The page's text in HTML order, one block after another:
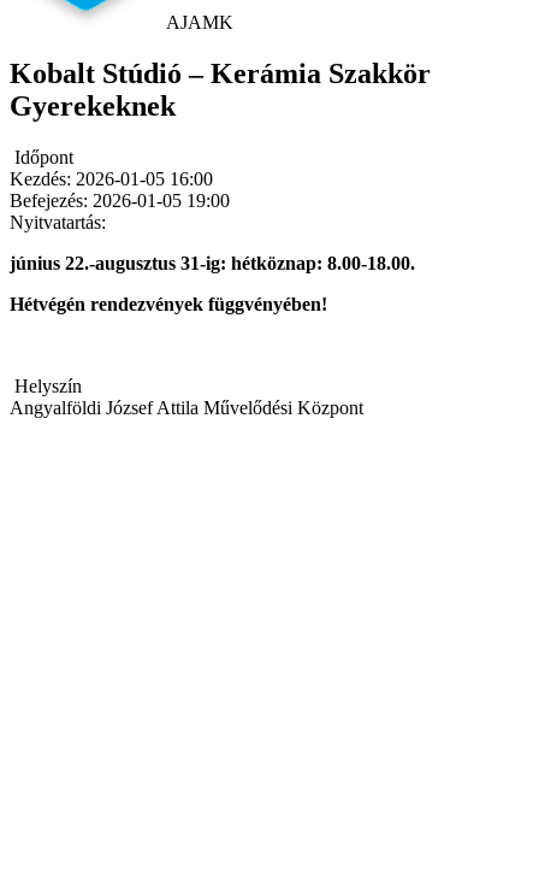
AJAMK
Kobalt Stúdió – Kerámia Szakkör
Gyerekeknek
Időpont
Kezdés: 2026-01-05 16:00
Befejezés: 2026-01-05 19:00
Nyitvatartás:
június 22.-augusztus 31-ig: hétköznap: 8.00-18.00.
Hétvégén rendezvények függvényében!
Helyszín
Angyalföldi József Attila Művelődési Központ